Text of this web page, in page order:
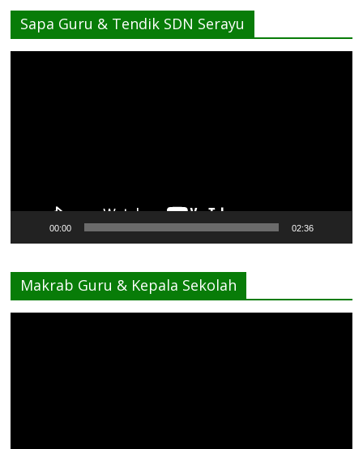
Sapa Guru & Tendik SDN Serayu
00:00 02:36
Makrab Guru & Kepala Sekolah